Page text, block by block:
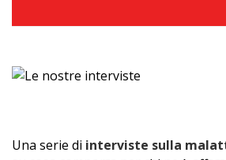
Una serie di interviste sulla